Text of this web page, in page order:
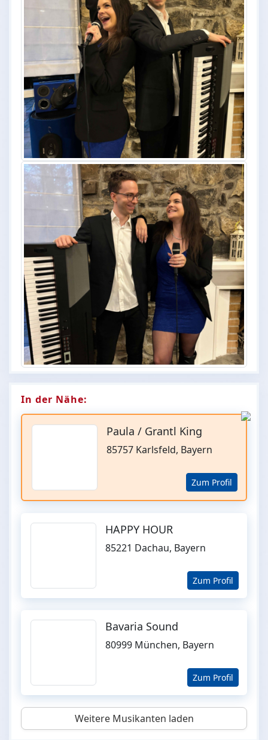
In der Nähe:
Paula / Grantl King
85757 Karlsfeld, Bayern
Zum Profil
HAPPY HOUR
85221 Dachau, Bayern
Zum Profil
Bavaria Sound
80999 München, Bayern
Zum Profil
Weitere Musikanten laden